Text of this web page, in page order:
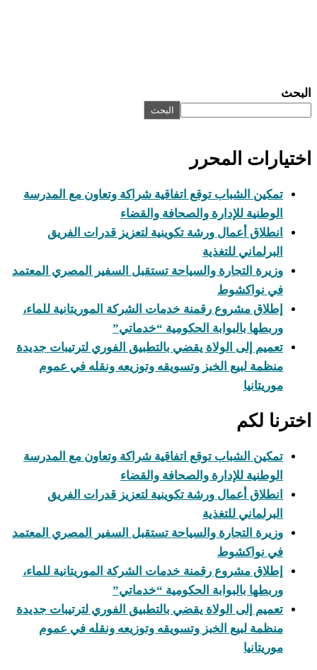
المحرر
الشباب توقع اتفاقية شراكة وتعاون مع المدرسة
للإدارة والصحافة والقضاء
أعمال ورشة تكوينية لتعزيز قدرات الفريق
للتغذية
التجارة والسياحة تستقبل السفير المصري المعتمد
نواكشوط
مشروع رقمنة خدمات الشركة الموريتانية للماء،
بالبوابة الحكومية “خدماتي”
إلى الولاة يقضي بالتطبيق الفوري لترتيبات جديدة
لبيع الخبز وتسويقه وتوزيعه ونقله في عموم
لكم
الشباب توقع اتفاقية شراكة وتعاون مع المدرسة
للإدارة والصحافة والقضاء
أعمال ورشة تكوينية لتعزيز قدرات الفريق
للتغذية
التجارة والسياحة تستقبل السفير المصري المعتمد
نواكشوط
مشروع رقمنة خدمات الشركة الموريتانية للماء،
بالبوابة الحكومية “خدماتي”
إلى الولاة يقضي بالتطبيق الفوري لترتيبات جديدة
لبيع الخبز وتسويقه وتوزيعه ونقله في عموم